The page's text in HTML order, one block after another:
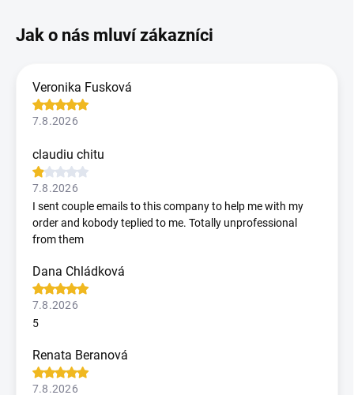
Veronika Fusková
7.8.2026
claudiu chitu
7.8.2026
I sent couple emails to this company to help me with my
order and kobody teplied to me. Totally unprofessional
from them
Dana Chládková
7.8.2026
5
Renata Beranová
7.8.2026